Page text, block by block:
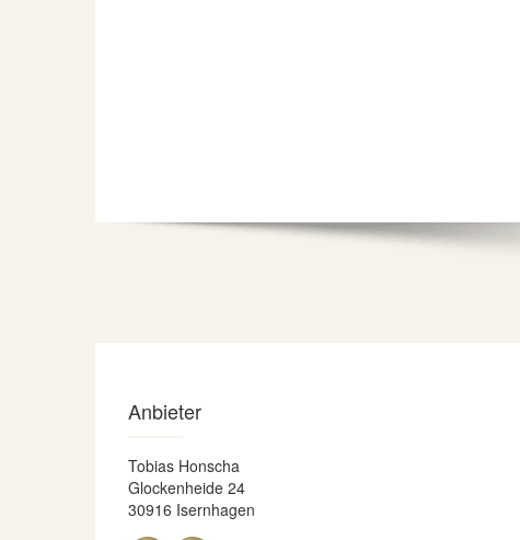
Anbieter
Tobias Honscha
Glockenheide 24
30916 Isernhagen